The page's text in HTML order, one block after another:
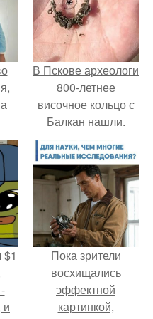
В Пскове археологи
800-летнее
височное кольцо с
Балкан нашли.
и
Пока зрители
восхищались
эффектной
картинкой,